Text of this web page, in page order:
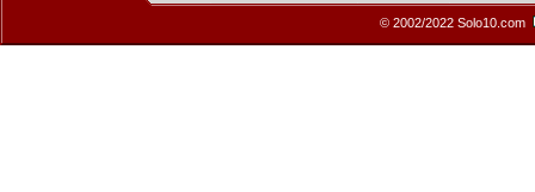
© 2002/2022 Solo10.com